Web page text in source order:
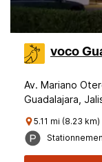
voco
Av. Mariano
Guadalajara,
5.11 mi (8.23